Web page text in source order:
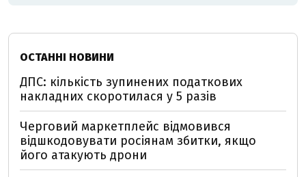
ОСТАННІ НОВИНИ
ДПС: кількість зупинених податкових
накладних скоротилася у 5 разів
Черговий маркетплейс відмовився
відшкодовувати росіянам збитки, якщо
його атакують дрони